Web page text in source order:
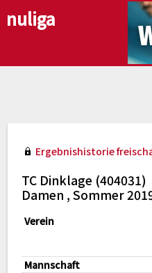
Ergebnishistorie
TC Dinklage (404031)
Damen , Sommer
Verein
Mannschaft